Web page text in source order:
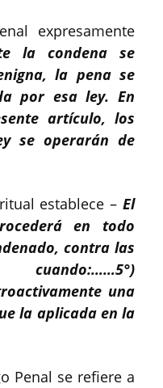
expresamente
la condena se
la pena se
por esa ley. En
artículo, los
se operarán de
establece – El
en todo
contra las
una
la aplicada en la
Penal se refiere a